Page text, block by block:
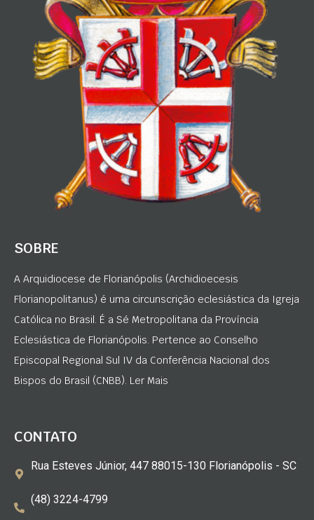
SOBRE
A Arquidiocese de Florianópolis (Archidioecesis
Florianopolitanus) é uma circunscrição eclesiástica da Igreja
Católica no Brasil. É a Sé Metropolitana da Província
Eclesiástica de Florianópolis. Pertence ao Conselho
Episcopal Regional Sul IV da Conferência Nacional dos
Bispos do Brasil (CNBB). Ler Mais
CONTATO
Rua Esteves Júnior, 447 88015-130 Florianópolis - SC
(48) 3224-4799